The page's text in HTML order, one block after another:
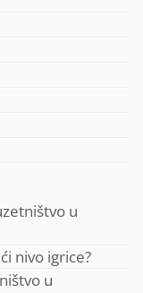
u
nivo igrice?
u